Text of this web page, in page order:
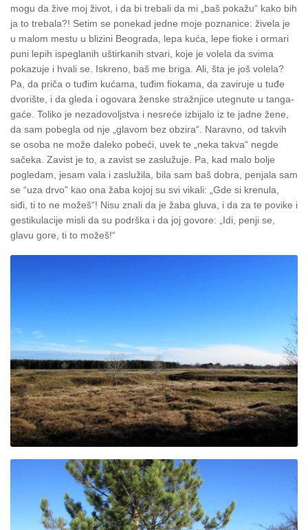
mogu da žive moj život, i da bi trebali da mi „baš pokažu“ kako bih
ja to trebala?! Setim se ponekad jedne moje poznanice: živela je
u malom mestu u blizini Beograda, lepa kuća, lepe fioke i ormari
puni lepih ispeglanih uštirkanih stvari, koje je volela da svima
pokazuje i hvali se. Iskreno, baš me briga. Ali, šta je još volela?
Pa, da priča o tuđim kućama, tuđim fiokama, da zaviruje u tuđe
dvorište, i da gleda i ogovara ženske stražnjice utegnute u tanga-
gaće. Toliko je nezadovoljstva i nesreće izbijalo iz te jadne žene,
da sam pobegla od nje „glavom bez obzira“. Naravno, od takvih
se osoba ne može daleko pobeći, uvek te „neka takva“ negde
sačeka. Zavist je to, a zavist se zaslužuje. Pa, kad malo bolje
pogledam, jesam vala i zaslužila , bila sam baš dobra, penjala sam
se “uza drvo” kao ona žaba kojoj su svi vikali: „Gde si krenula,
siđi, ti to ne možeš“! Nisu znali da je žaba gluva, i da za te povike i
gestikulacije misli da su podrška i da joj govore: „Idi, penji se,
glavu gore, ti to možeš!“